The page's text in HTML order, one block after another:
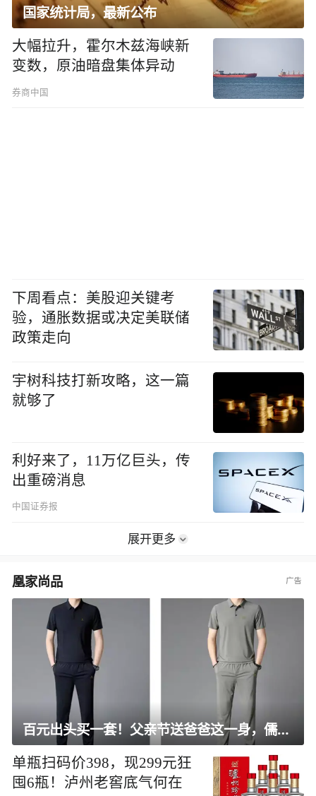
国家统计局，最新公布
大幅拉升，霍尔木兹海峡新
变数，原油暗盘集体异动
券商中国
下周看点：美股迎关键考
验，通胀数据或决定美联储
政策走向
宇树科技打新攻略，这一篇
就够了
利好来了，11万亿巨头，传
出重磅消息
中国证券报
展开更多
凰家尚品
百元出头买一套！父亲节送爸爸这一身，儒雅有型还凉爽
单瓶扫码价398，现299元狂
囤6瓶！泸州老窖底气何在